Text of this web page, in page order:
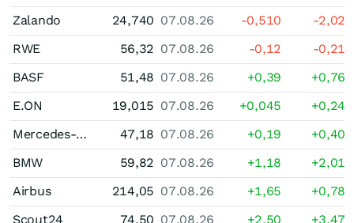
Zalando
24,740 07.08.26 -0,510
-2,02
RWE
56,32 07.08.26 -0,12
-0,21
BASF
51,48 07.08.26 +0,39
+0,76
E.ON
19,015 07.08.26 +0,045
+0,24
Mercedes-Benz Group
47,18 07.08.26 +0,19
+0,40
BMW
59,82 07.08.26 +1,18
+2,01
Airbus
214,05 07.08.26 +1,65
+0,78
Scout24
74,50 07.08.26 +2,50
+3,47